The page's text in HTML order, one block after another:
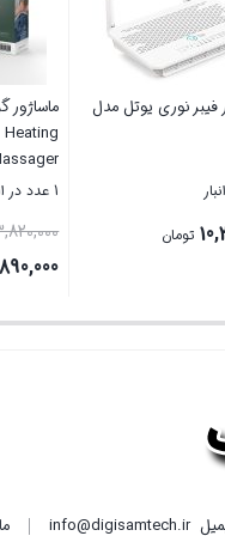
فیبر نوری یوتل مدل
تومان
ماساژور
1 عدد در انبار
بستن
info@digisamtech.ir